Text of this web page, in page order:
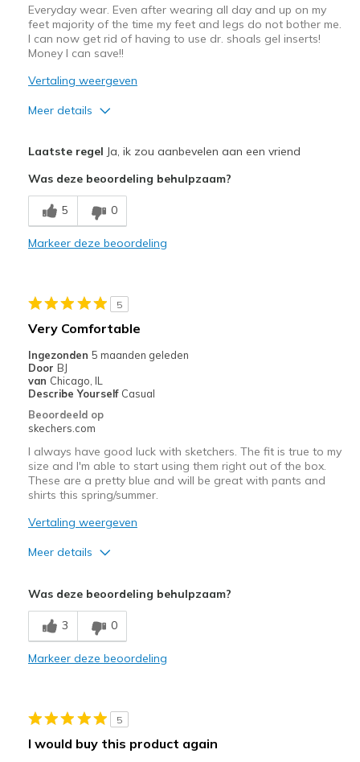
View On Shoes
Shoes are for Wearing
Everyday wear. Even after wearing all day and up on my
feet majority of the time my feet and legs do not bother me.
I can now get rid of having to use dr. shoals gel inserts!
Money I can save!!
Vertaling weergeven
Meer details
Breathe Well
Comfortable
View On Shoes
Laatste regel Ja, ik zou aanbevelen aan een vriend
Was deze beoordeling behulpzaam?
5 0
Markeer deze beoordeling
5
Very Comfortable
Ingezonden 5 maanden geleden
Door BJ
van Chicago, IL
Describe Yourself Casual
Beoordeeld op
skechers.com
I always have good luck with sketchers. The fit is true to my
size and I'm able to start using them right out of the box.
These are a pretty blue and will be great with pants and
shirts this spring/summer.
Vertaling weergeven
Meer details
Comfortable
Travel
Was deze beoordeling behulpzaam?
3 0
Markeer deze beoordeling
5
I would buy this product again